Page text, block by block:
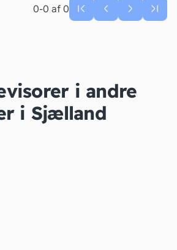
0-0 af 0
i andre
i Sjælland